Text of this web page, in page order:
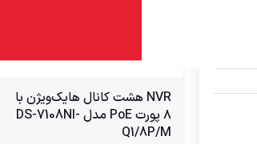
NVR هشت کانال هایک‌ویژن با
۸ پورت PoE مدل DS-7108NI-
Q1/8P/M